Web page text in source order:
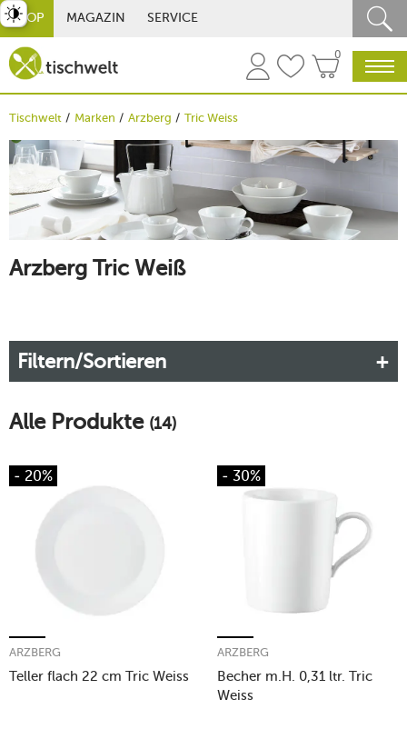
SHOP MAGAZIN SERVICE
0
Tischwelt Marken Arzberg Tric Weiss
Arzberg Tric Weiß
Filtern/Sortieren
Alle Produkte (14)
- 20%
Teller flach 22 cm Tric Weiss
ARZBERG
- 30%
Becher m.H. 0,31 ltr. Tric
Weiss
ARZBERG
umschalten